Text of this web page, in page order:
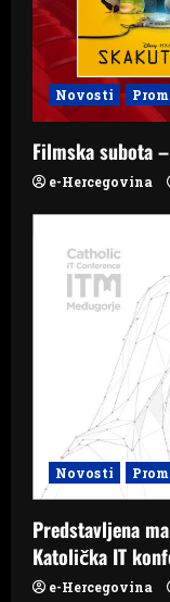
Novosti
Filmska subota
e-Hercegovina
Novosti
Predstavljena
Katolička IT
e-Hercegovina